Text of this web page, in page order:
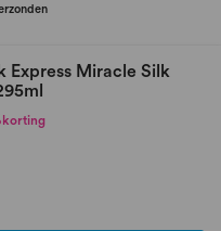
Express Miracle Silk
korting